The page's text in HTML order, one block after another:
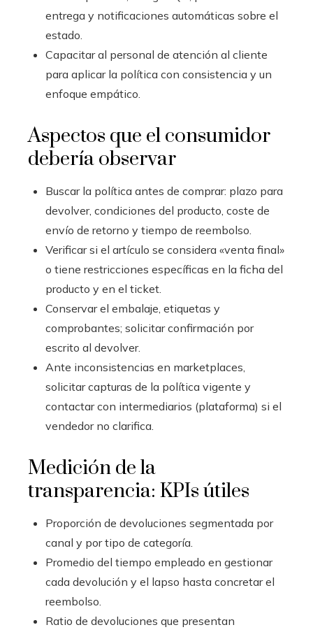
entrega y notificaciones automáticas sobre el
estado.
Capacitar al personal de atención al cliente
para aplicar la política con consistencia y un
enfoque empático.
Aspectos que el consumidor
debería observar
Buscar la política antes de comprar: plazo para
devolver, condiciones del producto, coste de
envío de retorno y tiempo de reembolso.
Verificar si el artículo se considera «venta final»
o tiene restricciones específicas en la ficha del
producto y en el ticket.
Conservar el embalaje, etiquetas y
comprobantes; solicitar confirmación por
escrito al devolver.
Ante inconsistencias en marketplaces,
solicitar capturas de la política vigente y
contactar con intermediarios (plataforma) si el
vendedor no clarifica.
Medición de la
transparencia: KPIs útiles
Proporción de devoluciones segmentada por
canal y por tipo de categoría.
Promedio del tiempo empleado en gestionar
cada devolución y el lapso hasta concretar el
reembolso.
Ratio de devoluciones que presentan